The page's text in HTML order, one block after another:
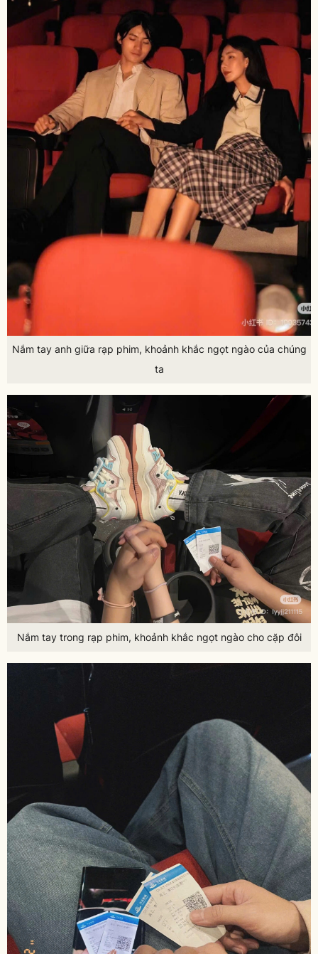
Nắm tay anh giữa rạp phim, khoảnh khắc ngọt ngào của chúng
ta
Nắm tay trong rạp phim, khoảnh khắc ngọt ngào cho cặp đôi